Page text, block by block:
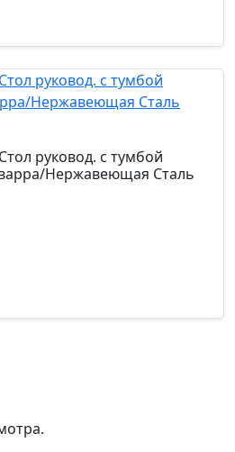
руковод. с тумбой
Нержавеющая Сталь